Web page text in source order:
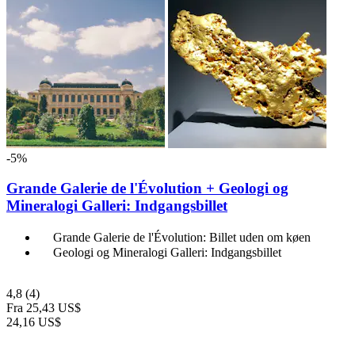
-5%
Grande Galerie de l'Évolution + Geologi og
Mineralogi Galleri: Indgangsbillet
Grande Galerie de l'Évolution: Billet uden om køen
Geologi og Mineralogi Galleri: Indgangsbillet
4,8 (4)
Fra 25,43 US$
24,16 US$